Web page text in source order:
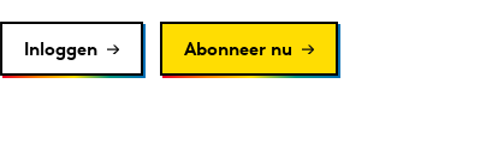
Inloggen Abonneer nu